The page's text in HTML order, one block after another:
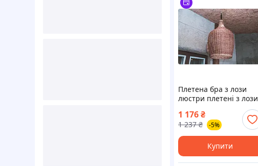
Плетена бра з лози
люстри плетені з лози
торшери абажури бра
1 176₴
1 237 ₴ -5%
Купити